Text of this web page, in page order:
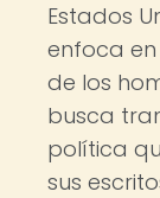
Estados
enfoca
de los
busca
política
sus